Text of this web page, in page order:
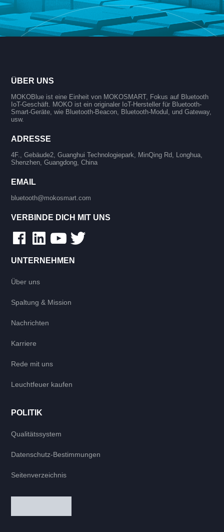
ÜBER UNS
MOKOBlue ist eine Einheit von MOKOSMART, Fokus auf Bluetooth
IoT-Geschäft. MOKO ist ein originaler IoT-Hersteller für Bluetooth-
Smart-Geräte, wie Bluetooth-Beacon, Bluetooth-Modul, und Gateway,
usw.
ADRESSE
4F., Gebäude2, Guanghui Technologiepark, MinQing Rd, Longhua,
Shenzhen, Guangdong, China
EMAIL
bluetooth@mokosmart.com
VERBINDE DICH MIT UNS
UNTERNEHMEN
Über uns
Spaltung & Mission
Nachrichten
Karriere
Rede mit uns
Leuchtfeuer kaufen
POLITIK
Qualitätssystem
Datenschutz-Bestimmungen
Seitenverzeichnis